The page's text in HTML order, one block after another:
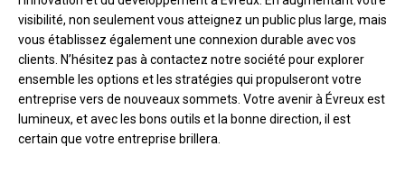
visibilité, non seulement vous atteignez un public plus large, mais
vous établissez également une connexion durable avec vos
clients. N’hésitez pas à contactez notre société pour explorer
ensemble les options et les stratégies qui propulseront votre
entreprise vers de nouveaux sommets. Votre avenir à Évreux est
lumineux, et avec les bons outils et la bonne direction, il est
certain que votre entreprise brillera.